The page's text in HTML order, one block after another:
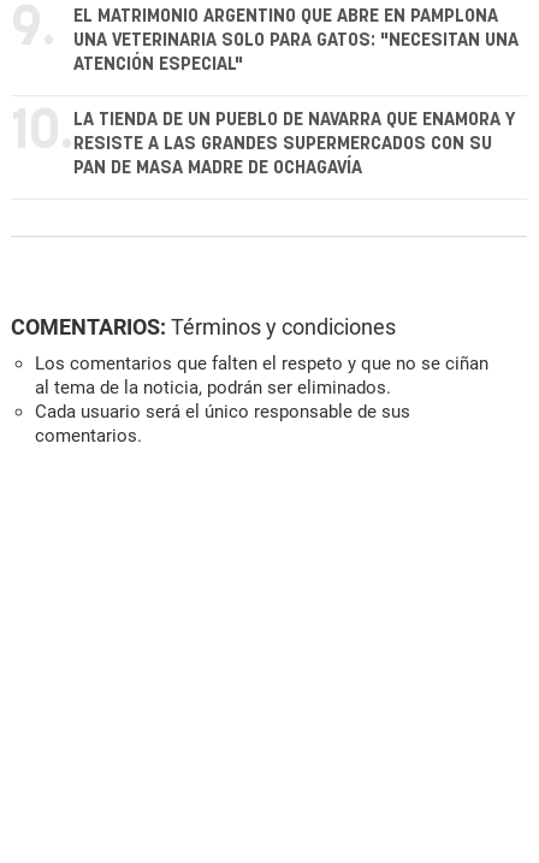
9.
EL MATRIMONIO ARGENTINO QUE ABRE EN PAMPLONA
UNA VETERINARIA SOLO PARA GATOS: "NECESITAN UNA
ATENCIÓN ESPECIAL"
10. LA TIENDA DE UN PUEBLO DE NAVARRA QUE ENAMORA Y
RESISTE A LAS GRANDES SUPERMERCADOS CON SU
PAN DE MASA MADRE DE OCHAGAVÍA
COMENTARIOS: Términos y condiciones
Los comentarios que falten el respeto y que no se ciñan
al tema de la noticia, podrán ser eliminados.
Cada usuario será el único responsable de sus
comentarios.